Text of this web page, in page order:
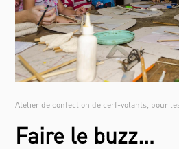
Atelier de confection de cerf-volants, pour
Faire le buzz…